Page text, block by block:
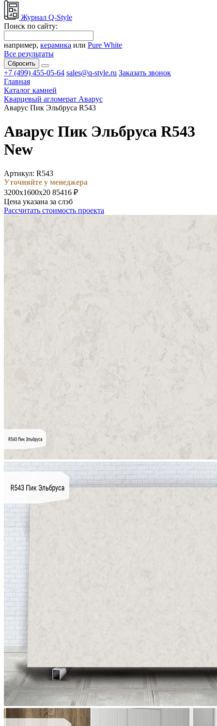
Журнал Q-Style
Поиск по сайту:
например, керамика или Pure White
Все результаты
Сбросить
+7 (499) 455-05-64 sales@q-style.ru Заказать звонок
Главная
Каталог камней
Кварцевый агломерат Аварус
Аварус Пик Эльбруса R543
Аварус Пик Эльбруса R543
New
Артикул: R543
Уточняйте у менеджера
3200х1600х20 85416 ₽
Цена указана за слэб
Рассчитать стоимость проекта